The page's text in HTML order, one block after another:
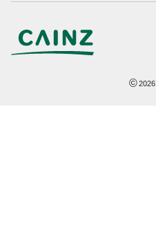
©2026